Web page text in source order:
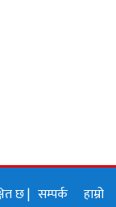
छ | सम्पर्क
हाम्रो